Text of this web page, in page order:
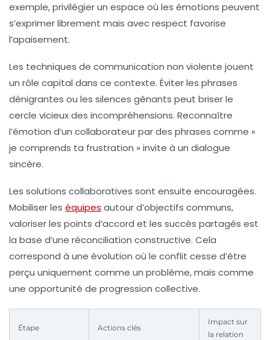
exemple, privilégier un espace où les émotions peuvent
s’exprimer librement mais avec respect favorise
l’apaisement.
Les techniques de communication non violente jouent
un rôle capital dans ce contexte. Éviter les phrases
dénigrantes ou les silences gênants peut briser le
cercle vicieux des incompréhensions. Reconnaître
l’émotion d’un collaborateur par des phrases comme «
je comprends ta frustration » invite à un dialogue
sincère.
Les solutions collaboratives sont ensuite encouragées.
Mobiliser les équipes autour d’objectifs communs,
valoriser les points d’accord et les succès partagés est
la base d’une réconciliation constructive. Cela
correspond à une évolution où le conflit cesse d’être
perçu uniquement comme un problème, mais comme
une opportunité de progression collective.
Étape Actions clés
Impact sur
la relation